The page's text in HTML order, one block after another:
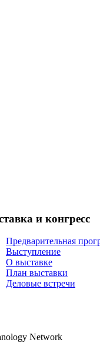
и конгресс
Предварительная
Выступление
О выставке
План выставки
Деловые встречи
Network